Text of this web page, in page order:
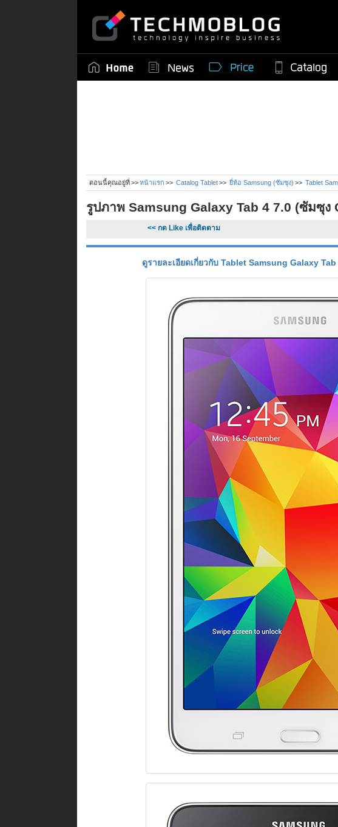
ตอนนี้คุณอยู่ที่ หน้าแรก Catalog Tablet ยี่ห้อ Samsung (ซัมซุง) Tablet
รูปภาพ Samsung Galaxy Tab 4 7.0 (ซัมซุง
<< กด Like เพื่อติดตาม
ดูรายละเอียดเกี่ยวกับ Tablet Samsung Galaxy